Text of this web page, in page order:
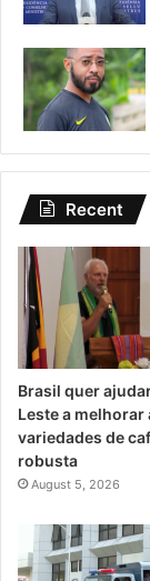
Recent
Brasil quer
Leste a melhorar
variedades de
robusta
August 5, 2026